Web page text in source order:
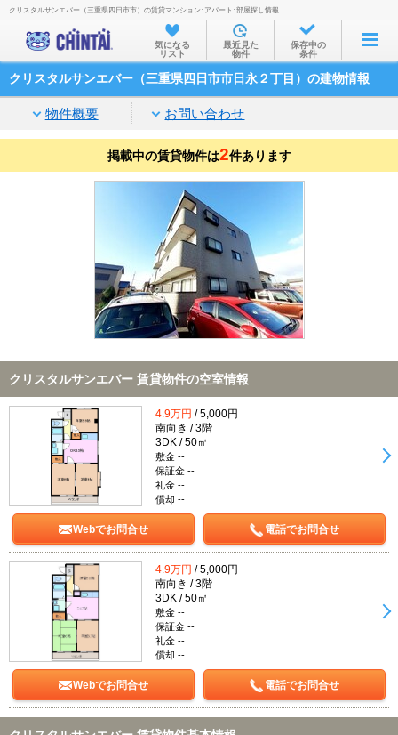
お部屋を探す
沿線・駅から
家賃相場から
通勤通学時間から
不動産会社から
クリスタルサンエバー（三重県四日市市）の賃貸マンション･アパート･部屋探し情報
気になる
リスト
最近見た
物件
保存中の
条件
クリスタルサンエバー（三重県四日市市日永２丁目）の建物情報
物件概要 お問い合わせ
掲載中の賃貸物件は2件あります
クリスタルサンエバー 賃貸物件の空室情報
4.9万円 / 5,000円
南向き / 3階
3DK / 50㎡
敷金 --
保証金 --
礼金 --
償却 --
Webでお問合せ 電話でお問合せ
4.9万円 / 5,000円
南向き / 3階
3DK / 50㎡
敷金 --
保証金 --
礼金 --
償却 --
Webでお問合せ 電話でお問合せ